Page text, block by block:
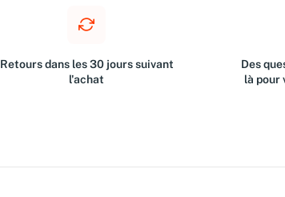
Retours dans les 30 jours suivant
l'achat
Des
là pour